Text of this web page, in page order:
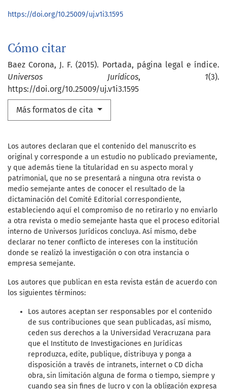
Cómo citar
Baez Corona, J. F. (2015). Portada, página legal e índice.
Universos Jurídicos, 1(3).
https://doi.org/10.25009/uj.v1i3.1595
Más formatos de cita
https://doi.org/10.25009/uj.v1i3.1595
Los autores declaran que el contenido del manuscrito es
original y corresponde a un estudio no publicado previamente,
y que además tiene la titularidad en su aspecto moral y
patrimonial, que no se presentará a ninguna otra revista o
medio semejante antes de conocer el resultado de la
dictaminación del Comité Editorial correspondiente,
estableciendo aquí el compromiso de no retirarlo y no enviarlo
a otra revista o medio semejante hasta que el proceso editorial
interno de Universos Jurídicos concluya. Así mismo, debe
declarar no tener conflicto de intereses con la institución
donde se realizó la investigación o con otra instancia o
empresa semejante.
Los autores que publican en esta revista están de acuerdo con
los siguientes términos:
Los autores aceptan ser responsables por el contenido
de sus contribuciones que sean publicadas, así mismo,
ceden sus derechos a la Universidad Veracruzana para
que el Instituto de Investigaciones en Jurídicas
reproduzca, edite, publique, distribuya y ponga a
disposición a través de intranets, internet o CD dicha
obra, sin limitación alguna de forma o tiempo, siempre y
cuando sea sin fines de lucro y con la obligación expresa